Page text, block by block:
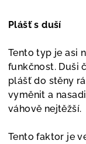
Plášť s duší
Tento typ je asi
funkčnost. Duši
plášť do stěny
vyměnit a
váhově nejtěžší.
Tento faktor je